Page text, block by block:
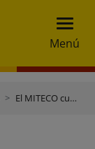
Menú
El MITECO culmina la transformación del frente litoral de La Pineda y avanza en la recuperación del de Tarragona